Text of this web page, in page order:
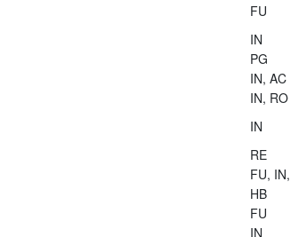
FU
IN
PG
IN, AC
IN, RO
IN
RE
FU,
HB
FU
IN